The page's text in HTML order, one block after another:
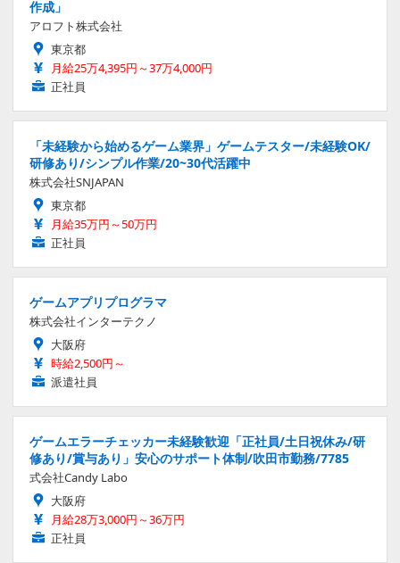
作成」
アロフト株式会社
東京都
月給25万4,395円～37万4,000円
正社員
「未経験から始めるゲーム業界」ゲームテスター/未経験OK/
研修あり/シンプル作業/20~30代活躍中
株式会社SNJAPAN
東京都
月給35万円～50万円
正社員
ゲームアプリプログラマ
株式会社インターテクノ
大阪府
時給2,500円～
派遣社員
ゲームエラーチェッカー未経験歓迎「正社員/土日祝休み/研
修あり/賞与あり」安心のサポート体制/吹田市勤務/7785
式会社Candy Labo
大阪府
月給28万3,000円～36万円
正社員